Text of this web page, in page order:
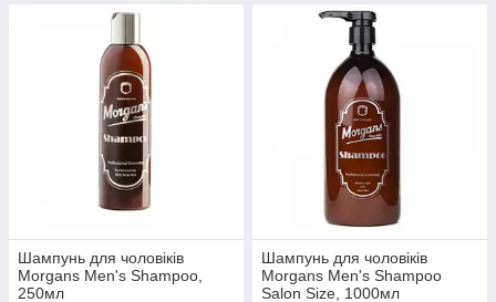
Шампунь для чоловіків
Morgans Men's Shampoo,
250мл
Шампунь для чоловіків
Morgans Men's Shampoo
Salon Size, 1000мл